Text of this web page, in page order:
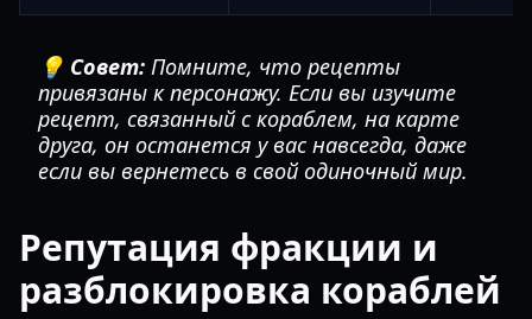
💡 Совет: Помните, что рецепты
привязаны к персонажу. Если вы изучите
рецепт, связанный с кораблем, на карте
друга, он останется у вас навсегда, даже
если вы вернетесь в свой одиночный мир.
Репутация фракции и
разблокировка кораблей